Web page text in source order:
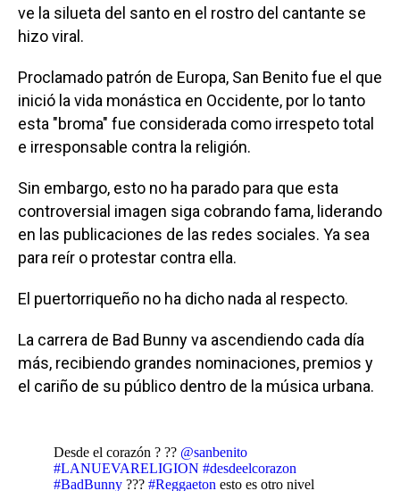
ve la silueta del santo en el rostro del cantante se
hizo viral.
Proclamado patrón de Europa, San Benito fue el que
inició la vida monástica en Occidente, por lo tanto
esta "broma" fue considerada como irrespeto total
e irresponsable contra la religión.
Sin embargo, esto no ha parado para que esta
controversial imagen siga cobrando fama, liderando
en las publicaciones de las redes sociales. Ya sea
para reír o protestar contra ella.
El puertorriqueño no ha dicho nada al respecto.
La carrera de Bad Bunny va ascendiendo cada día
más, recibiendo grandes nominaciones, premios y
el cariño de su público dentro de la música urbana.
Desde el corazón ? ?? @sanbenito
#LANUEVARELIGION #desdeelcorazon
#BadBunny ??? #Reggaeton esto es otro nivel